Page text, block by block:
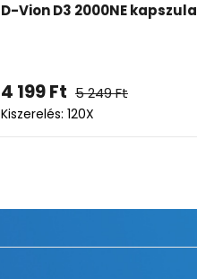
D-Vion D3 2000NE kapszula
4 199Ft 5 249Ft
Kiszerelés: 120X